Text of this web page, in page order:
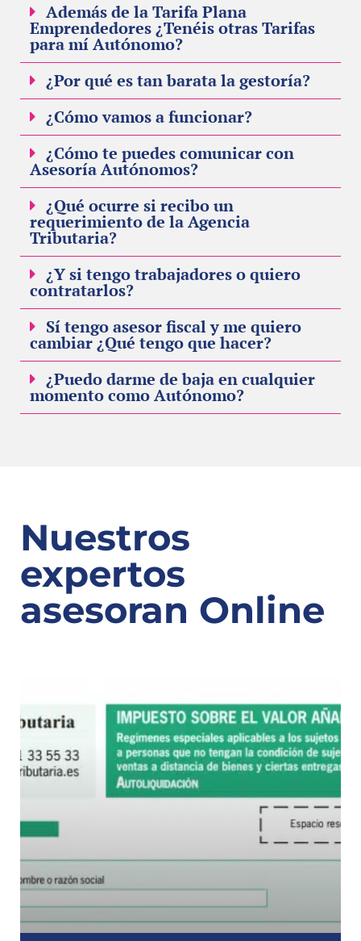
Además de la Tarifa Plana
Emprendedores ¿Tenéis otras Tarifas
para mí Autónomo?
¿Por qué es tan barata la gestoría?
¿Cómo vamos a funcionar?
¿Cómo te puedes comunicar con
Asesoría Autónomos?
¿Qué ocurre si recibo un
requerimiento de la Agencia
Tributaria?
¿Y si tengo trabajadores o quiero
contratarlos?
Sí tengo asesor fiscal y me quiero
cambiar ¿Qué tengo que hacer?
¿Puedo darme de baja en cualquier
momento como Autónomo?
Nuestros
expertos
asesoran Online